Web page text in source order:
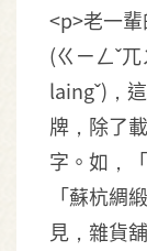
<p>老一輩
(ㄍㄧㄥˇ
laingˇ)，
牌，除了
字。如，
「蘇杭綢
見，雜貨